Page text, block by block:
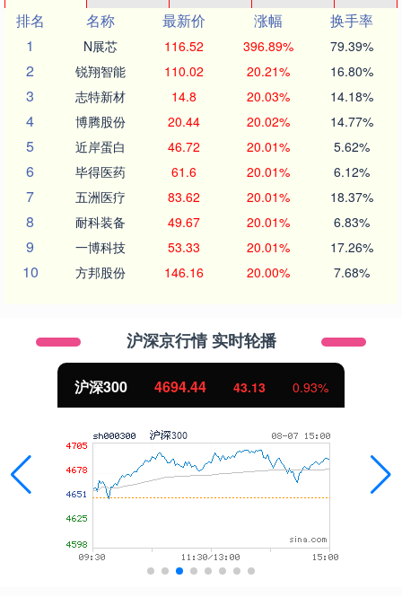
排名
名称 最新价 涨幅
换手率
1
N展芯 116.52 396.89% 79.39%
2 锐翔智能 110.02 20.21% 16.80%
3 志特新材 14.8 20.03% 14.18%
4 博腾股份 20.44 20.02% 14.77%
5 近岸蛋白 46.72 20.01% 5.62%
6 毕得医药 61.6 20.01% 6.12%
7 五洲医疗 83.62 20.01% 18.37%
8 耐科装备 49.67 20.01% 6.83%
9 一博科技 53.33 20.01% 17.26%
10 方邦股份 146.16 20.00% 7.68%
沪深京行情 实时轮播
沪深300 4694.44 43.13 0.93%